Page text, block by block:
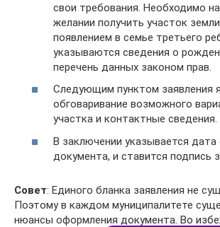
свои требования. Необходимо
желании получить участок
появлением в семье третьего
указываются сведения о
перечень данных законом прав.
Следующим пунктом заявления
обговаривание возможного
участка и контактные сведения.
В заключении указывается дата
документа, и ставится подпись
Совет: Единого бланка заявления не
Поэтому в каждом муниципалитете
нюансы оформления документа. Во